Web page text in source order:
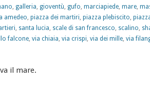
, galleria, gioventù, gufo, marciapiede, mare,
amedeo, piazza dei martiri, piazza plebiscito,
, santa lucia, scale di san francesco, scalino,
falcone, via chiaia, via crispi, via dei mille, via
il mare.